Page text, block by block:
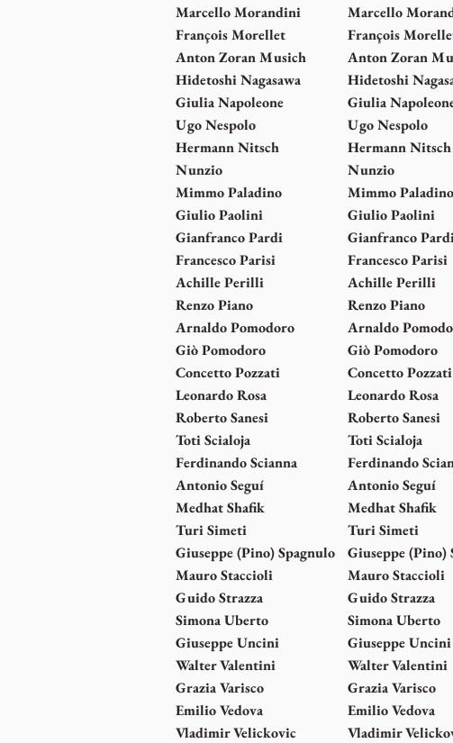
Marcello Morandini
François Morellet
Anton Zoran Musich
Hidetoshi Nagasawa
Giulia Napoleone
Ugo Nespolo
Hermann Nitsch
Nunzio
Mimmo Paladino
Giulio Paolini
Gianfranco Pardi
Francesco Parisi
Achille Perilli
Renzo Piano
Arnaldo Pomodoro
Giò Pomodoro
Concetto Pozzati
Leonardo Rosa
Roberto Sanesi
Toti Scialoja
Ferdinando Scianna
Antonio Seguí
Medhat Shafik
Turi Simeti
Giuseppe (Pino) Spagnulo
Mauro Staccioli
Guido Strazza
Simona Uberto
Giuseppe Uncini
Walter Valentini
Grazia Varisco
Emilio Vedova
Vladimir Velickovic
Marcello
François
Anton Zoran
Hidetoshi
Giulia
Ugo Nespolo
Hermann Nitsch
Nunzio
Mimmo Paladino
Giulio Paolini
Gianfranco
Francesco Parisi
Achille Perilli
Renzo Piano
Arnaldo
Giò Pomodoro
Concetto Pozzati
Leonardo Rosa
Roberto Sanesi
Toti Scialoja
Ferdinando
Antonio Seguí
Medhat Shafik
Turi Simeti
Giuseppe (Pino)
Mauro Staccioli
Guido Strazza
Simona Uberto
Giuseppe Uncini
Walter Valentini
Grazia Varisco
Emilio Vedova
Vladimir